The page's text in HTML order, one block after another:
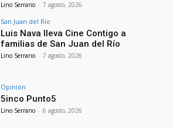
Lino Serrano - 7 agosto, 2026
San Juan del Río
Luis Nava lleva Cine Contigo a
familias de San Juan del Río
Lino Serrano - 7 agosto, 2026
Opinión
5inco Punto5
Lino Serrano - 6 agosto, 2026